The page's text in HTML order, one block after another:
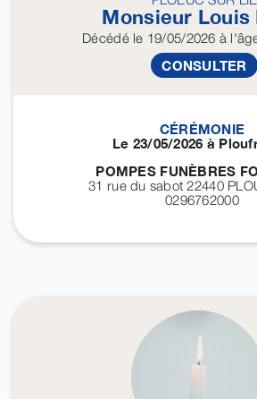
Monsieur Louis
Décédéle 19/05/2026 à
CONSULTER
CÉRÉMONIE
Le 23/05/2026 à
POMPES FUNÈBRES
31 rue du sabot 22440
0296762000